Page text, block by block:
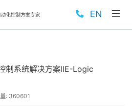
动化控制方案专家 EN
制系统解决方案IIE-Logic
: 360601